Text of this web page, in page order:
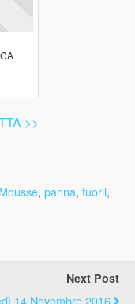
>>
Mousse, panna, tuorli,
Next Post
14 Novembre 2016